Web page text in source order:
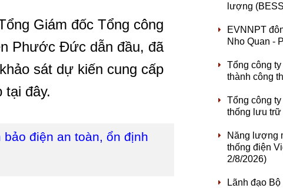
Giám đốc Tổng công
Phước Đức dẫn đầu, đã
sát dự kiến cung cấp
tại đây.
điện an toàn, ổn định
lượng
EVNNPT
Nho Quan -
Tổng công
thành công
Tổng công
thống lưu
Năng lượng
thống điện
2/8/2026)
Lãnh đạo